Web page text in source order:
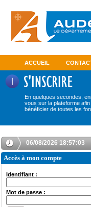
ACCUEIL
En quelques secondes,
vous sur la plateforme afin
bénéficier de toutes les
06/08/2026 18:57:03
Accès à mon compte
Identifiant :
Mot de passe :